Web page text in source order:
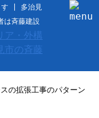
す | 多治見
は斉藤建設
の拡張工事のパターン